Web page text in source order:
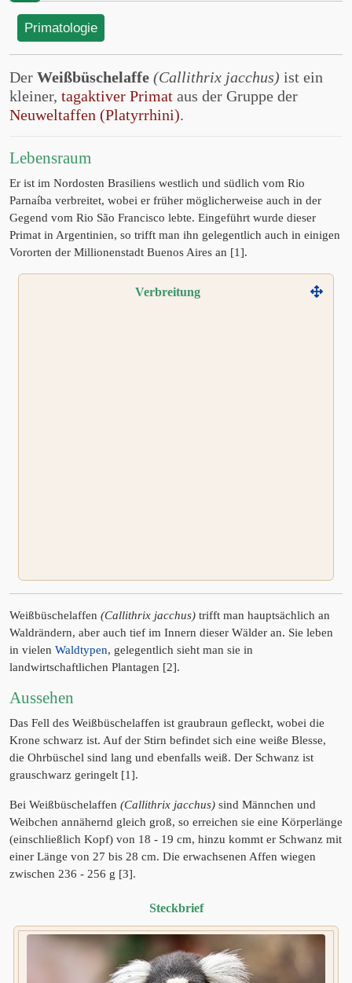
Primatologie
Der Weißbüschelaffe (Callithrix jacchus) ist ein
kleiner, tagaktiver Primat aus der Gruppe der
Neuweltaffen (Platyrrhini).
Lebensraum
Er ist im Nordosten Brasiliens westlich und südlich vom Rio
Parnaíba verbreitet, wobei er früher möglicherweise auch in der
Gegend vom Rio São Francisco lebte. Eingeführt wurde dieser
Primat in Argentinien, so trifft man ihn gelegentlich auch in einigen
Vororten der Millionenstadt Buenos Aires an [1].
Verbreitung
Weißbüschelaffen (Callithrix jacchus) trifft man hauptsächlich an
Waldrändern, aber auch tief im Innern dieser Wälder an. Sie leben
in vielen Waldtypen, gelegentlich sieht man sie in
landwirtschaftlichen Plantagen [2].
Aussehen
Das Fell des Weißbüschelaffen ist graubraun gefleckt, wobei die
Krone schwarz ist. Auf der Stirn befindet sich eine weiße Blesse,
die Ohrbüschel sind lang und ebenfalls weiß. Der Schwanz ist
grauschwarz geringelt [1].
Bei Weißbüschelaffen (Callithrix jacchus) sind Männchen und
Weibchen annähernd gleich groß, so erreichen sie eine Körperlänge
(einschließlich Kopf) von 18 - 19 cm, hinzu kommt er Schwanz mit
einer Länge von 27 bis 28 cm. Die erwachsenen Affen wiegen
zwischen 236 - 256 g [3].
Steckbrief